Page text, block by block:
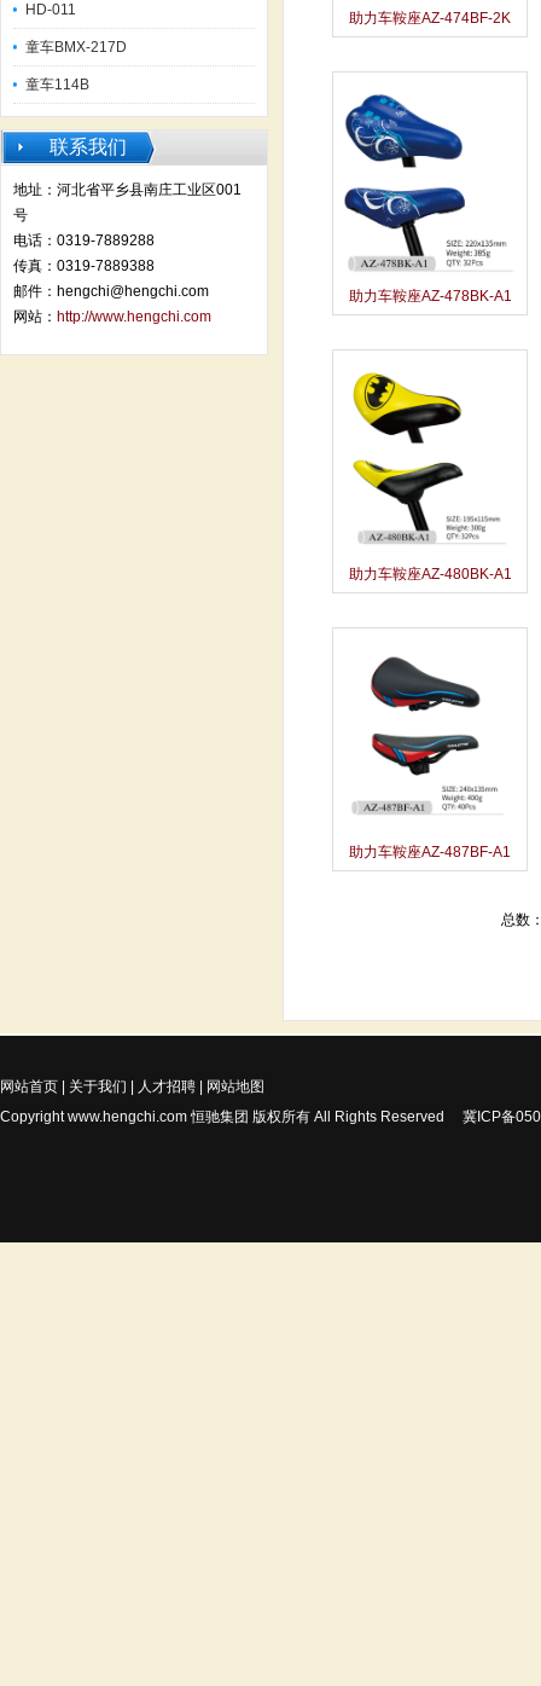
HD-011
童车BMX-217D
童车114B
联系我们
地址：河北省平乡县南庄工业区001
号
电话：0319-7889288
传真：0319-7889388
邮件：hengchi@hengchi.com
网站： http://www.hengchi.com
助力车鞍座AZ-474BF-2K
助力车鞍座AZ-478BK-A1
助力车鞍座AZ-480BK-A1
助力车鞍座AZ-487BF-A1
总数
网站首页 关于我们 人才招聘
网站地图
Copyrightwww.hengchi.com恒驰集团 版权所有 All Rights Reserved 冀ICP备